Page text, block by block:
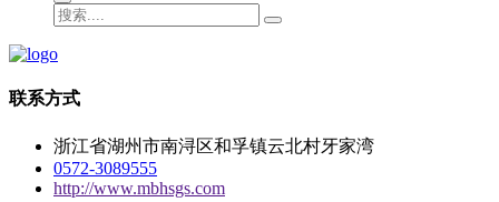
联系方式
浙江省湖州市南浔区和孚镇云北村牙家湾
0572-3089555
http://www.mbhsgs.com